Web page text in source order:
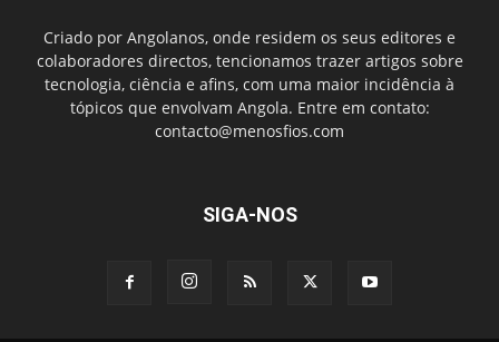
Criado por Angolanos, onde residem os seus editores e
colaboradores directos, tencionamos trazer artigos sobre
tecnologia, ciência e afins, com uma maior incidência à
tópicos que envolvam Angola. Entre em contato:
contacto@menosfios.com
SIGA-NOS